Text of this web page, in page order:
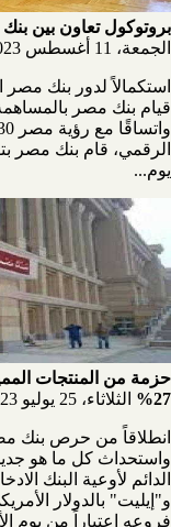
بروتوكول تعاون بين
الجمعة، 11 أغسطس 2023
استكمالاً لدور بنك
قيام بنك مصر
الرقمي، قام بنك مصر
يوم...
حزمة من المنتجات
27%
الثلاثاء، 25 يوليو 2023
انطلاقاً من حرص بنك
واستحداث كل ما هو
الدائم لأوعية البنك
و"إيليت" بالدولار
فروعه اعتباراً من يوم